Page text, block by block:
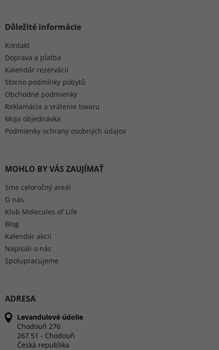
Dôležité informácie
Kontakt
Doprava a platba
Kalendár rezervácií
Storno podmínky pobytů
Obchodné podmienky
Reklamácia a vrátenie tovaru
Moja objednávka
Podmienky ochrany osobných údajov
MOHLO BY VÁS ZAUJÍMAŤ
Sme celoročný areál
O nás
Klub Molecules of Life
Blog
Kalendár akcií
Napísali o nás
Spolupracujeme
ADRESA
Levandulové údolie
Chodouň 276
267 51 - Chodouň
Česká republika